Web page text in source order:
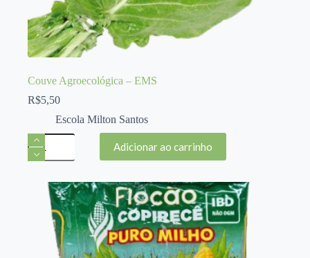
Couve Agroecológica – EMS
R$5,50
Escola Milton Santos
Couve
Agroecológica
-
quantidade
Adicionar ao carrinho